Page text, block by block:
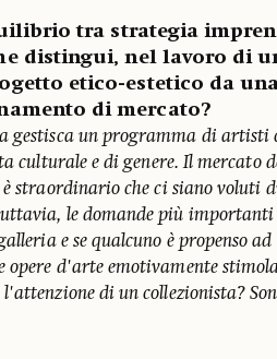
tra strategia
distingui, nel lavoro di
etico-estetico da
di mercato?
gestisca un programma di artisti
culturale e di genere. Il mercato
è straordinario che ci siano voluti
le domande più importanti
e se qualcuno è propenso
opere d'arte emotivamente
di un collezionista?